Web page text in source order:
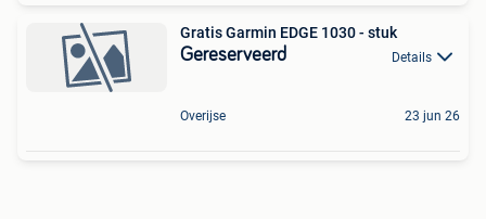
Gratis Garmin EDGE 1030 - stuk
Gereserveerd Details
Overijse 23 jun 26